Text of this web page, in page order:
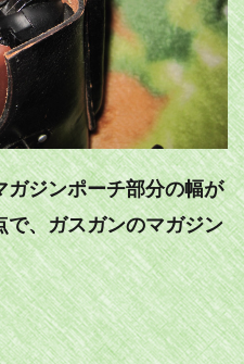
ジンポーチ部分の幅が
、ガスガンのマガジン